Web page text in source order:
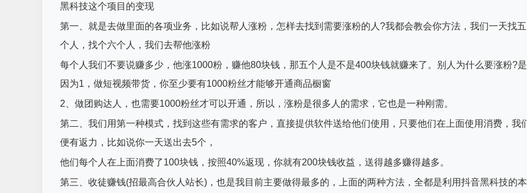
黑科技这个项目的变现
第一、就是去做里面的各项业务，比如说帮人涨粉，怎样去找到需要涨粉的人?我都会教会你方法，我们一天找五
个人，找个六个人，我们去帮他涨粉
每个人我们不要说赚多少，他涨1000粉，赚他80块钱，那五个人是不是400块钱就赚来了。别人为什么要涨粉?是
因为1，做短视频带货，你至少要有1000粉丝才能够开通商品橱窗
2、做团购达人，也需要1000粉丝才可以开通，所以，涨粉是很多人的需求，它也是一种刚需。
第二、我们用第一种模式，找到这些有需求的客户，直接提供软件送给他们使用，只要他们在上面使用消费，我
便有返力，比如说你一天送出去5个，
他们每个人在上面消费了100块钱，按照40%返现，你就有200块钱收益，送得越多赚得越多。
第三、收徒赚钱(招最高合伙人站长)，也是我目前主要做得最多的，上面的两种方法，全都是利用抖音黑科技的本